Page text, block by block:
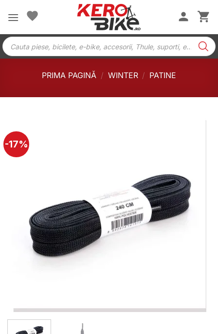
Products
search
PRIMA PAGINĂ / WINTER / PATINE
-17%